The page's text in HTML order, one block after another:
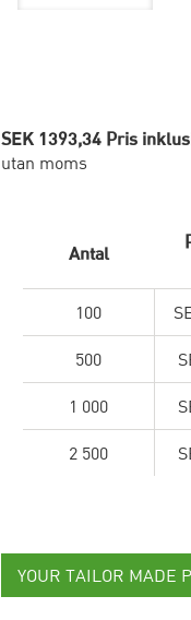
SEK 1393,34 Pris
utan moms
Antal
100
500
1 000
2 500
YOUR TAILOR MADE